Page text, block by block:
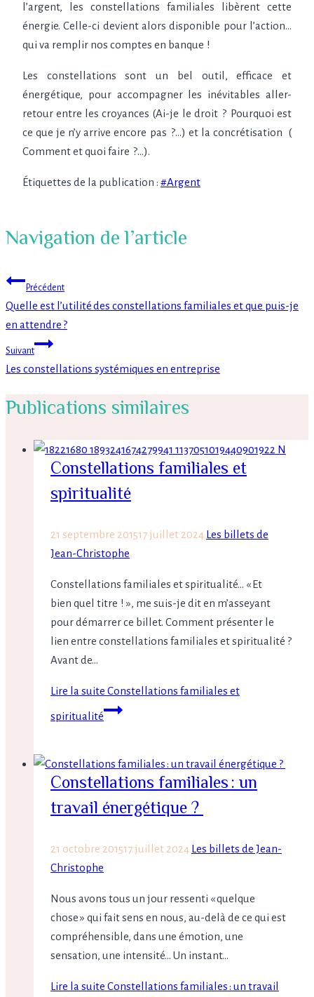
l’argent, les constellations familiales libèrent cette
énergie. Celle-ci devient alors disponible pour l’action…
qui va remplir nos comptes en banque !
Les constellations sont un bel outil, efficace et
énergétique, pour accompagner les inévitables aller-
retour entre les croyances (Ai-je le droit ? Pourquoi est
ce que je n’y arrive encore pas ?…) et la concrétisation (
Comment et quoi faire ?…).
Étiquettes de la publication : #Argent
Navigation de l’article
Précédent
Quelle est l’utilité des constellations familiales et que puis-je
en attendre ?
Suivant
Les constellations systémiques en entreprise
Publications similaires
Constellations familiales et
spiritualité
21 septembre 201517 juillet 2024 Les billets de
Jean-Christophe
Constellations familiales et spiritualité… « Et
bien quel titre ! », me suis-je dit en m’asseyant
pour démarrer ce billet. Comment présenter le
lien entre constellations familiales et spiritualité ?
Avant de…
Lire la suite Constellations familiales et
spiritualité
Constellations familiales : un
travail énergétique ?
21 octobre 201517 juillet 2024 Les billets de Jean-
Christophe
Nous avons tous un jour ressenti « quelque
chose » qui fait sens en nous, au-delà de ce qui est
compréhensible, dans une émotion, une
sensation, une intensité… Un instant…
Lire la suite Constellations familiales : un travail